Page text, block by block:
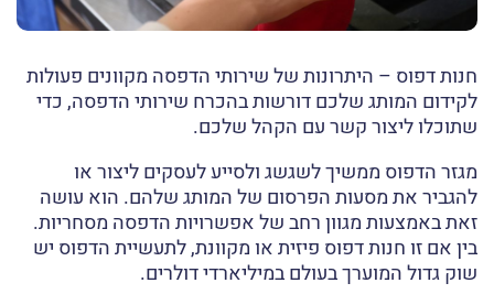
חנות דפוס – היתרונות של שירותי הדפסה מקוונים פעולות
לקידום המותג שלכם דורשות בהכרח שירותי הדפסה, כדי
שתוכלו ליצור קשר עם הקהל שלכם.
מגזר הדפוס ממשיך לשגשג ולסייע לעסקים ליצור או
להגביר את מסעות הפרסום של המותג שלהם. הוא עושה
זאת באמצעות מגוון רחב של אפשרויות הדפסה מסחריות.
בין אם זו חנות דפוס פיזית או מקוונת, לתעשיית הדפוס יש
שוק גדול המוערך בעולם במיליארדי דולרים.